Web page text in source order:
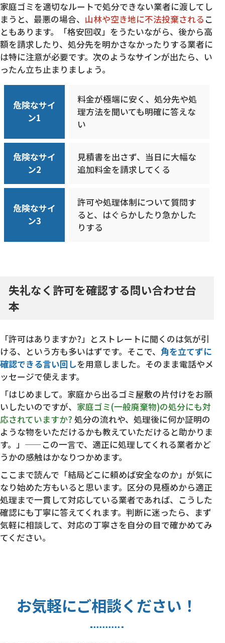
家庭ゴミを適切なルートで処分できない業者に渡してし
まうと、最悪の場合、 山林や空き地に不法投棄される こ
ともあります。「格安回収」をうたいながら、後から高
額を請求したり、処分先を明かさなかったりする業者に
は特に注意が必要です。次のようなサインが出たら、い
ったん立ち止まりましょう。
危険なサイ
ン1
料金が極端に安く、処分先や処
理方法を聞いても明確に答えな
い
危険なサイ
ン2
見積書を出さず、当日に大幅な
追加料金を請求してくる
危険なサイ
ン3
許可や処理体制について質問す
ると、はぐらかしたり急かした
りする
失礼なく許可を確認する問い合わせ台
本
「許可はありますか?」とストレートに聞くのは気が引
ける、という方も多いはずです。そこで、 角を立てずに
確認できる言い回しを用意しました。そのまま電話やメ
ッセージで使えます。
「はじめまして。家庭から出るゴミ屋敷の片付けをお願
いしたいのですが、 家庭ゴミ(一般廃棄物)の処分にも対
応されていますか? 処分の流れや、処理後に何か証明の
ような物をいただけるかも教えていただけると助かりま
す。」——この一言で、適正に処理してくれる業者かど
うかの感触はかなりつかめます。
ここまで読んで「結局どこに頼めば安全なのか」が気に
なり始めた方もいると思います。区分の見極めから適正
処理まで一貫して対応している業者であれば、こうした
確認にも丁寧に答えてくれます。判断に迷ったら、まず
気軽に相談して、対応の丁寧さを自分の目で確かめてみ
てください。
お気軽にご相談ください！